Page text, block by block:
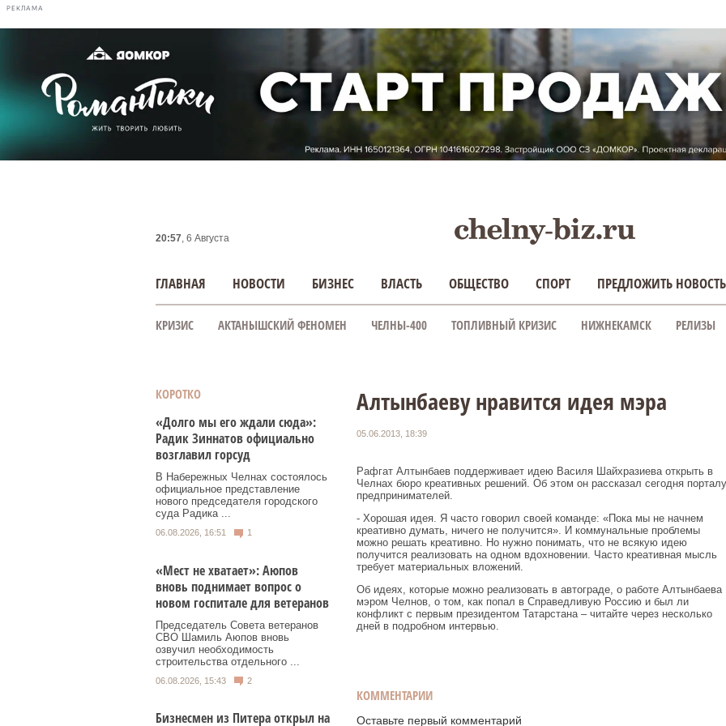
РЕКЛАМА
20:57, 6 Августа
ГЛАВНАЯ НОВОСТИ БИЗНЕС ВЛАСТЬ ОБЩЕСТВО СПОРТ ПРЕДЛОЖИТЬ НОВОСТЬ
КРИЗИС АКТАНЫШСКИЙ ФЕНОМЕН ЧЕЛНЫ-400 ТОПЛИВНЫЙ КРИЗИС НИЖНЕКАМСК РЕЛИЗЫ
КОРОТКО
«Долго мы его ждали сюда»:
Радик Зиннатов официально
возглавил горсуд
В Набережных Челнах состоялось
официальное представление
нового председателя городского
суда Радика ...
06.08.2026, 16:51 1
«Мест не хватает»: Аюпов
вновь поднимает вопрос о
новом госпитале для ветеранов
Председатель Совета ветеранов
СВО Шамиль Аюпов вновь
озвучил необходимость
строительства отдельного ...
06.08.2026, 15:43 2
Бизнесмен из Питера открыл на
Алтынбаеву нравится идея мэра
05.06.2013, 18:39
Рафгат Алтынбаев поддерживает идею Василя Шайхразиева открыть в
Челнах бюро креативных решений. Об этом он рассказал сегодня порталу
предпринимателей.
- Хорошая идея. Я часто говорил своей команде: «Пока мы не начнем
креативно думать, ничего не получится». И коммунальные проблемы
можно решать креативно. Но нужно понимать, что не всякую идею
получится реализовать на одном вдохновении. Часто креативная мысль
требует материальных вложений.
Об идеях, которые можно реализовать в автограде, о работе Алтынбаева
мэром Челнов, о том, как попал в Справедливую Россию и был ли
конфликт с первым президентом Татарстана – читайте через несколько
дней в подробном интервью.
КОММЕНТАРИИ
Оставьте первый комментарий